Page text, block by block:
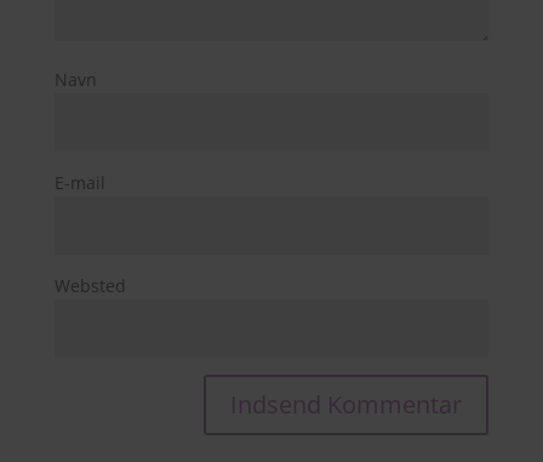
Navn
E-mail
Websted